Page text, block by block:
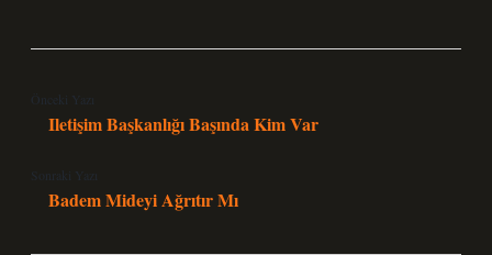
Önceki Yazı
Iletişim Başkanlığı Başında Kim Var
Sonraki Yazı
Badem Mideyi Ağrıtır Mı